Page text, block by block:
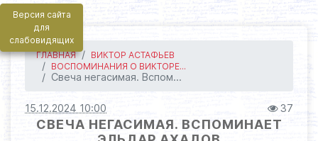
Версия сайта
для
слабовидящих
ГЛАВНАЯ
ВИКТОР АСТАФЬЕВ
ВОСПОМИНАНИЯ О ВИКТОРЕ...
Свеча негасимая. Вспом...
15.12.2024 10:00 37
СВЕЧА НЕГАСИМАЯ. ВСПОМИНАЕТ